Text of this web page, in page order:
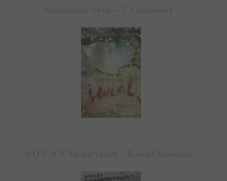
Roziskrzony świat – T. Greenwood
S.Q.U.A.T. Eksperyment – Konrad Kuśmirak